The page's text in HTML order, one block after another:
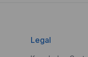
Legal